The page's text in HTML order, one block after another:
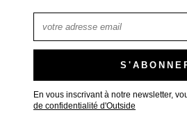
En vous inscrivant à notre newsletter,
de confidentialité d'Outside